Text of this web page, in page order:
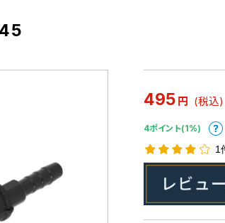
495 円 (税込)
4ポイント(1%)
1